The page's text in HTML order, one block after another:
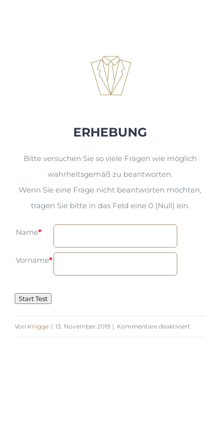
ERHEBUNG
Bitte versuchen Sie so viele Fragen wie möglich
wahrheitsgemäß zu beantworten.
Wenn Sie eine Frage nicht beantworten möchten,
tragen Sie bitte in das Feld eine 0 (Null) ein.
Name*
Vorname*
Von Knigge | 13. November 2019 | Kommentare deaktiviert